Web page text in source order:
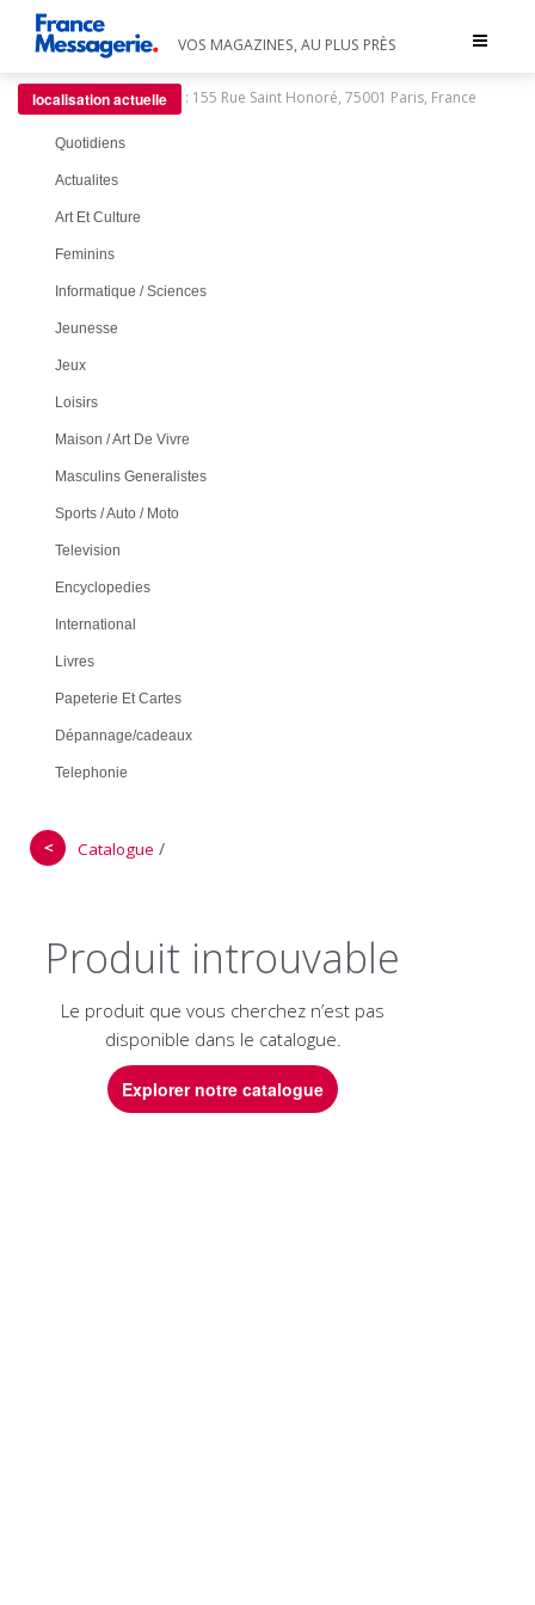
Toggle
VOS MAGAZINES, AU PLUS PRÈS
localisation actuelle : 155 Rue Saint Honoré, 75001 Paris, France
Quotidiens
Actualites
Art Et Culture
Feminins
Informatique / Sciences
Jeunesse
Jeux
Loisirs
Maison / Art De Vivre
Masculins Generalistes
Sports / Auto / Moto
Television
Encyclopedies
International
Livres
Papeterie Et Cartes
Dépannage/cadeaux
Telephonie
＜ Catalogue /
Produit introuvable
Le produit que vous cherchez n’est pas
disponible dans le catalogue.
Explorer notre catalogue